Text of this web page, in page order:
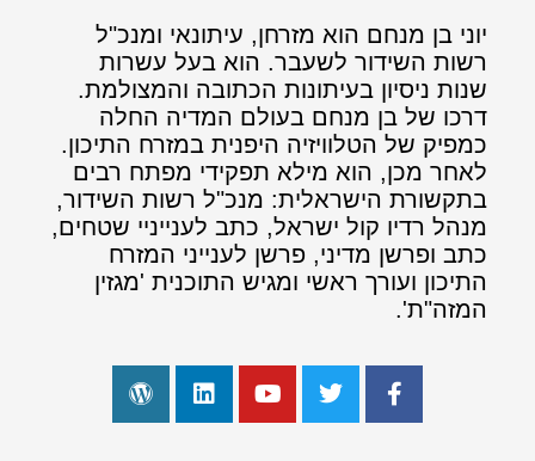
יוני בן מנחם הוא מזרחן, עיתונאי ומנכ"ל
רשות השידור לשעבר. הוא בעל עשרות
שנות ניסיון בעיתונות הכתובה והמצולמת.
דרכו של בן מנחם בעולם המדיה החלה
כמפיק של הטלוויזיה היפנית במזרח התיכון.
לאחר מכן, הוא מילא תפקידי מפתח רבים
בתקשורת הישראלית: מנכ"ל רשות השידור,
מנהל רדיו קול ישראל, כתב לענייניי שטחים,
כתב ופרשן מדיני, פרשן לענייני המזרח
התיכון ועורך ראשי ומגיש התוכנית 'מגזין
המזה"ת'.